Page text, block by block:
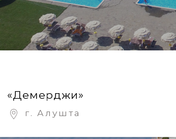
«Демерджи»
г. Алушта